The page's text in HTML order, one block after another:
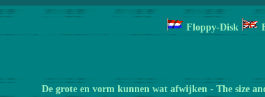
Floppy-Disk
De grote en vorm kunnen wat afwijken - The size